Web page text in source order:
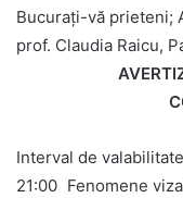
Bucurați-vă prieteni;
prof. Claudia Raicu,
Interval de
21:00 Fenomene